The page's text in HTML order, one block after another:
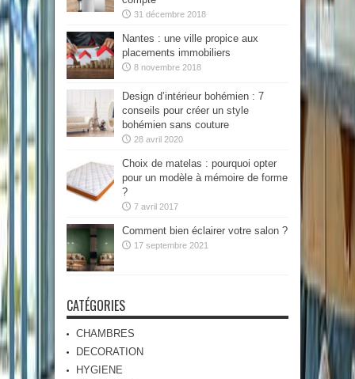
31 décembre 2018
Nantes : une ville propice aux
placements immobiliers
8 novembre 2018
Design d’intérieur bohémien : 7
conseils pour créer un style
bohémien sans couture
28 avril 2020
Choix de matelas : pourquoi opter
pour un modèle à mémoire de forme
?
7 avril 2017
Comment bien éclairer votre salon ?
17 septembre 2021
CATÉGORIES
CHAMBRES
DECORATION
HYGIENE